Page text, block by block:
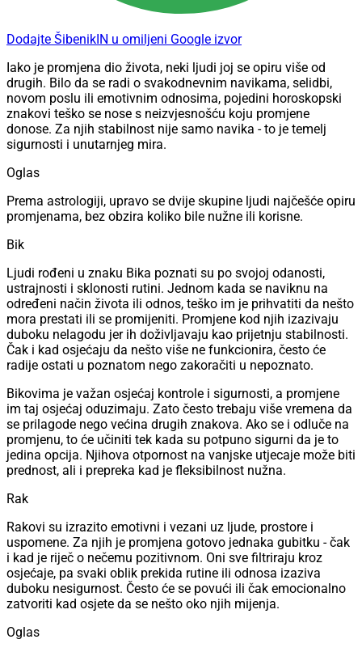
Dodajte ŠibenikIN u omiljeni Google izvor
Iako je promjena dio života, neki ljudi joj se opiru više od
drugih. Bilo da se radi o svakodnevnim navikama, selidbi,
novom poslu ili emotivnim odnosima, pojedini horoskopski
znakovi teško se nose s neizvjesnošću koju promjene
donose. Za njih stabilnost nije samo navika - to je temelj
sigurnosti i unutarnjeg mira.
Oglas
Prema astrologiji, upravo se dvije skupine ljudi najčešće opiru
promjenama, bez obzira koliko bile nužne ili korisne.
Bik
Ljudi rođeni u znaku Bika poznati su po svojoj odanosti,
ustrajnosti i sklonosti rutini. Jednom kada se naviknu na
određeni način života ili odnos, teško im je prihvatiti da nešto
mora prestati ili se promijeniti. Promjene kod njih izazivaju
duboku nelagodu jer ih doživljavaju kao prijetnju stabilnosti.
Čak i kad osjećaju da nešto više ne funkcionira, često će
radije ostati u poznatom nego zakoračiti u nepoznato.
Bikovima je važan osjećaj kontrole i sigurnosti, a promjene
im taj osjećaj oduzimaju. Zato često trebaju više vremena da
se prilagode nego većina drugih znakova. Ako se i odluče na
promjenu, to će učiniti tek kada su potpuno sigurni da je to
jedina opcija. Njihova otpornost na vanjske utjecaje može biti
prednost, ali i prepreka kad je fleksibilnost nužna.
Rak
Rakovi su izrazito emotivni i vezani uz ljude, prostore i
uspomene. Za njih je promjena gotovo jednaka gubitku - čak
i kad je riječ o nečemu pozitivnom. Oni sve filtriraju kroz
osjećaje, pa svaki oblik prekida rutine ili odnosa izaziva
duboku nesigurnost. Često će se povući ili čak emocionalno
zatvoriti kad osjete da se nešto oko njih mijenja.
Oglas